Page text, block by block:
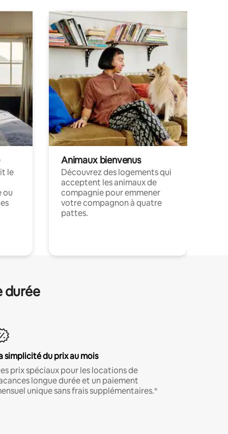
le
ou
Animaux bienvenus
Découvrez des logements qui
acceptent les animaux de
compagnie pour emmener
votre compagnon à quatre
pattes.
durée
simplicité du prix au mois
prix spéciaux pour les locations de
longue durée et un paiement
unique sans frais supplémentaires.*